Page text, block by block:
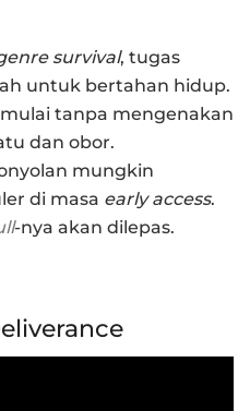
survival, tugas
untuk bertahan hidup.
tanpa mengenakan
dan obor.
mungkin
di masa early access.
-nya akan dilepas.